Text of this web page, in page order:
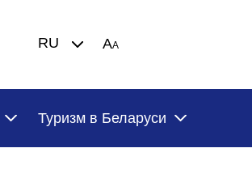
RU AA
Туризм в Беларуси